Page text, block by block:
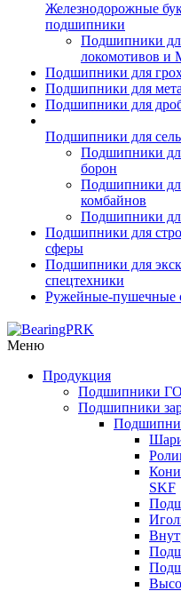
Железнодорожные
подшипники
Подшипники
локомотивов
Подшипники для
Подшипники для
Подшипники для
Подшипники для
Подшипники
борон
Подшипники
комбайнов
Подшипники
Подшипники для
сферы
Подшипники для
спецтехники
Ружейные-пушечные
Меню
Продукция
Подшипники
Подшипники
SKF